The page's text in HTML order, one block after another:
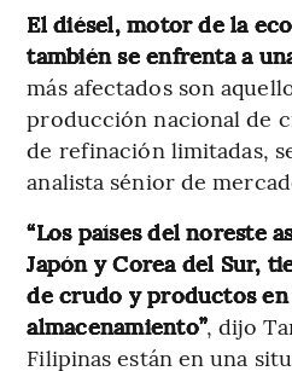
El diésel, motor de la
también se enfrenta a
más afectados son
producción nacional de
de refinación limitadas,
analista sénior de
“Los países del noreste
Japón y Corea del Sur,
de crudo y productos en
almacenamiento”, dijo
Filipinas están en una